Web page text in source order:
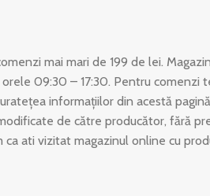
mai mari de 199 de lei.
09:30 – 17:30. Pentru comenzi
informațiilor din acestă
de către producător, fără
ati vizitat magazinul online cu